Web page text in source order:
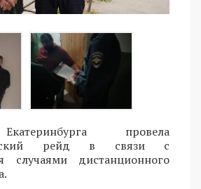
провела
рейд в связи с
случаями дистанционного